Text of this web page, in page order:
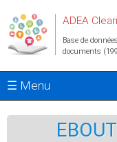
ADEA
Base de
documents
☰ Menu